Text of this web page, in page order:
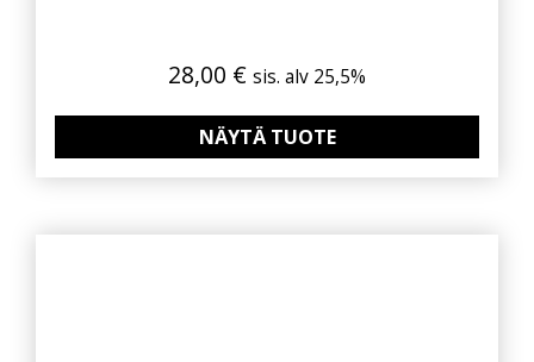
28,00 € sis. alv 25,5%
NÄYTÄ TUOTE